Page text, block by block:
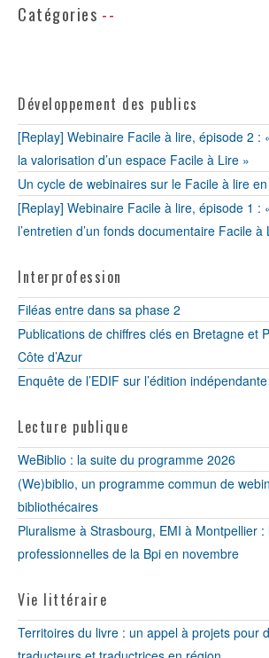
Catégories
Développement des publics
[Replay] Webinaire Facile à lire, épisode 2 :
la valorisation d’un espace Facile à Lire »
Un cycle de webinaires sur le Facile à lire
[Replay] Webinaire Facile à lire, épisode 1 :
l’entretien d’un fonds documentaire Facile à
Interprofession
Filéas entre dans sa phase 2
Publications de chiffres clés en Bretagne et
Côte d’Azur
Enquête de l’EDIF sur l’édition
Lecture publique
WeBiblio : la suite du programme 2026
(We)biblio, un programme commun de
bibliothécaires
Pluralisme à Strasbourg, EMI à Montpellier
professionnelles de la Bpi en novembre
Vie littéraire
Territoires du livre : un appel à projets pour